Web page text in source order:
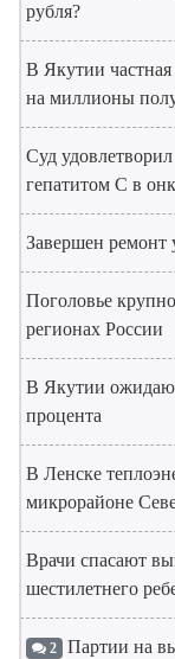
рубля?
В Якутии
на миллионы
Суд
гепатитом С в
Завершен ремонт
Поголовье
регионах России
В Якутии
процента
В Ленске
микрорайоне
Врачи спасают
шестилетнего
2 Партии на